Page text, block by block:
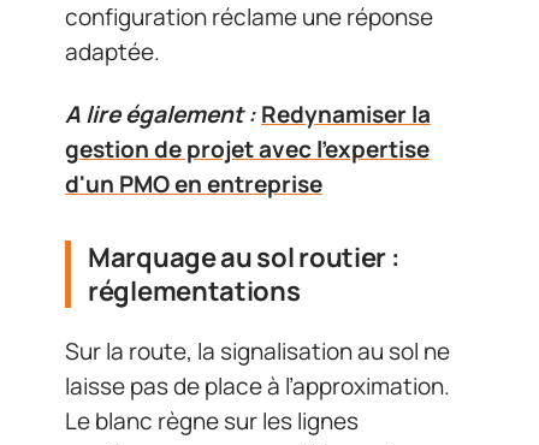
configuration réclame une réponse
adaptée.
A lire également :Redynamiser la
gestion de projet avec l'expertise
d'un PMO en entreprise
Marquage au sol routier :
réglementations
Sur la route, la signalisation au sol ne
laisse pas de place à l’approximation.
Le blanc règne sur les lignes